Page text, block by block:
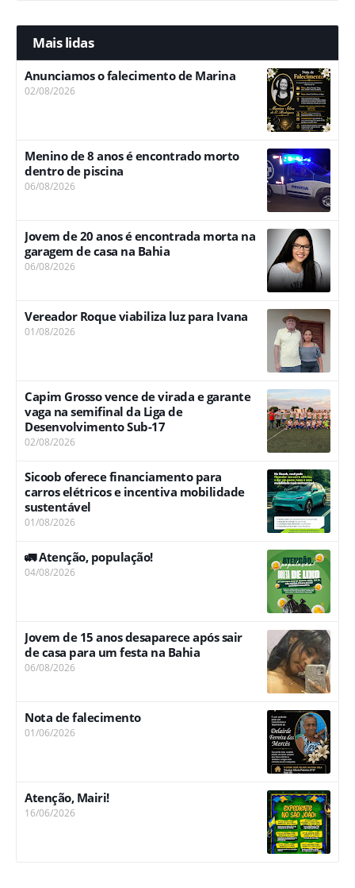
Mais lidas
Anunciamos o falecimento de Marina
02/08/2026
Menino de 8 anos é encontrado morto
dentro de piscina
06/08/2026
Jovem de 20 anos é encontrada morta na
garagem de casa na Bahia
06/08/2026
Vereador Roque viabiliza luz para Ivana
01/08/2026
Capim Grosso vence de virada e garante
vaga na semifinal da Liga de
Desenvolvimento Sub-17
02/08/2026
Sicoob oferece financiamento para
carros elétricos e incentiva mobilidade
sustentável
01/08/2026
🚛 Atenção, população!
04/08/2026
Jovem de 15 anos desaparece após sair
de casa para um festa na Bahia
06/08/2026
Nota de falecimento
01/06/2026
Atenção, Mairi!
16/06/2026